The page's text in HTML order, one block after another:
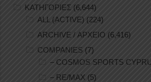
ΚΑΤΗΓΟΡΙΕΣ (6,644)
ALL (ACTIVE) (224)
ARCHIVE / ΑΡΧΕΙΟ (6,416)
COMPANIES (7)
– COSMOS SPORTS
– RE/MAX (5)